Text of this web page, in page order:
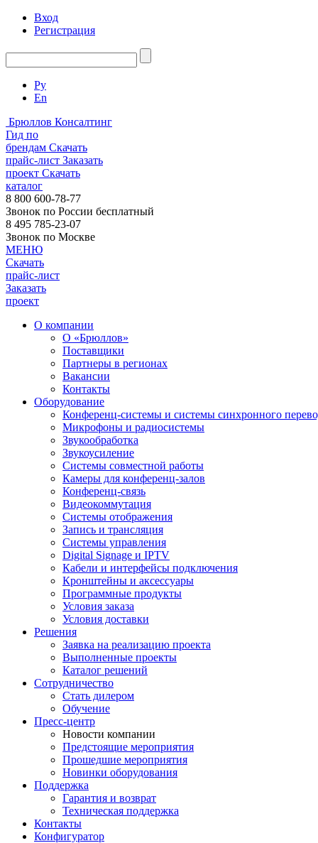
Вход
Регистрация
Ру
En
Брюллов Консалтинг
Гид по
брендам Скачать
прайс-лист Заказать
проект Скачать
каталог
8 800 600-78-77
Звонок по России бесплатный
8 495 785-23-07
Звонок по Москве
МЕНЮ
Скачать
прайс-лист
Заказать
проект
О компании
О «Брюллов»
Поставщики
Партнеры в регионах
Вакансии
Контакты
Оборудование
Конференц-системы и системы синхронного
Микрофоны и радиосистемы
Звукообработка
Звукоусиление
Системы совместной работы
Камеры для конференц-залов
Конференц-связь
Видеокоммутация
Системы отображения
Запись и трансляция
Системы управления
Digital Signage и IPTV
Кабели и интерфейсы подключения
Кронштейны и аксессуары
Программные продукты
Условия заказа
Условия доставки
Решения
Заявка на реализацию проекта
Выполненные проекты
Каталог решений
Сотрудничество
Стать дилером
Обучение
Пресс-центр
Новости компании
Предстоящие мероприятия
Прошедшие мероприятия
Новинки оборудования
Поддержка
Гарантия и возврат
Техническая поддержка
Контакты
Конфигуратор